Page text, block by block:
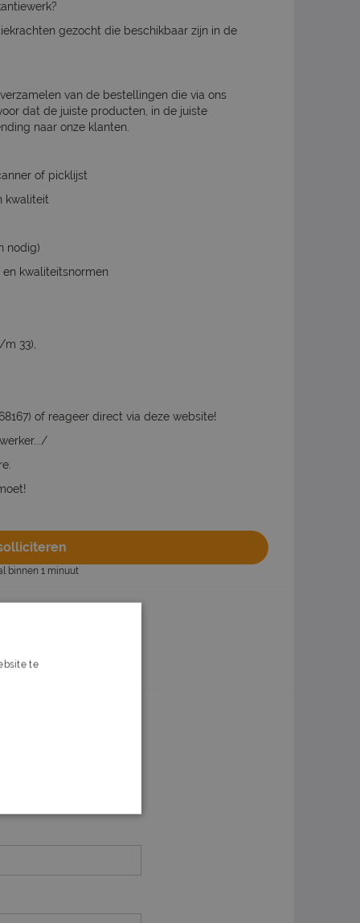
gezocht die beschikbaar zijn in de
van de bestellingen die via ons
dat de juiste producten, in de juiste
naar onze klanten.
of picklijst
kwaliteit
nodig)
kwaliteitsnormen
33),
of reageer direct via deze website!
binnen 1 minuut
te